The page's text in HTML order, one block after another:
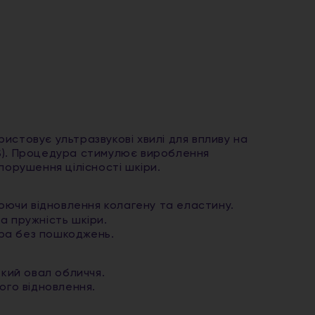
ультразвукові хвилі для впливу на
Процедура стимулює вироблення
цілісності шкіри.
відновлення колагену та еластину.
пружність шкіри.
без пошкоджень.
овал обличчя.
відновлення.